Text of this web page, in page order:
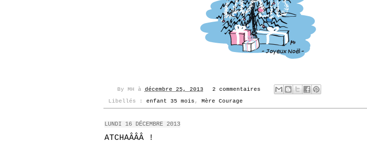
By MH à décembre 25, 2013
2 commentaires
Libellés : enfant 35 mois , Mère Courage
LUNDI 16 DÉCEMBRE 2013
ATCHAÂÂÂ !